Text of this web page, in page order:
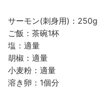
サーモン(刺身用)：250g
ご飯：茶碗1杯
塩：適量
胡椒：適量
小麦粉：適量
溶き卵：1個分